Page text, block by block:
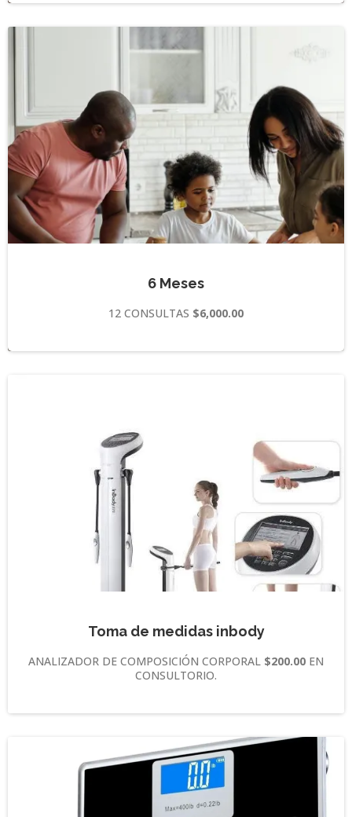
6 Meses
12 CONSULTAS $6,000.00
Toma de medidas inbody
ANALIZADOR DE COMPOSICIÓN CORPORAL $200.00 EN
CONSULTORIO.